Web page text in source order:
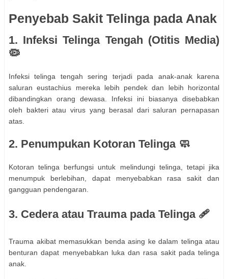
Penyebab Sakit Telinga pada Anak
1. Infeksi Telinga Tengah (Otitis Media)
🦠
Infeksi telinga tengah sering terjadi pada anak-anak karena
saluran eustachius mereka lebih pendek dan lebih horizontal
dibandingkan orang dewasa. Infeksi ini biasanya disebabkan
oleh bakteri atau virus yang berasal dari saluran pernapasan
atas.
2. Penumpukan Kotoran Telinga 🧼
Kotoran telinga berfungsi untuk melindungi telinga, tetapi jika
menumpuk berlebihan, dapat menyebabkan rasa sakit dan
gangguan pendengaran.
3. Cedera atau Trauma pada Telinga 🩹
Trauma akibat memasukkan benda asing ke dalam telinga atau
benturan dapat menyebabkan luka dan rasa sakit pada telinga
anak.